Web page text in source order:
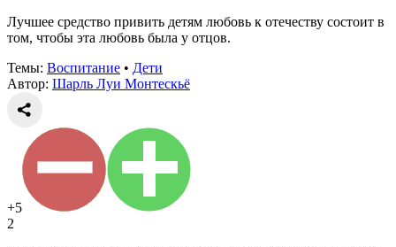
Лучшее средство привить детям любовь к отечеству состоит в
том, чтобы эта любовь была у отцов.
Темы: Воспитание • Дети
Автор: Шарль Луи Монтескьё
+5
2